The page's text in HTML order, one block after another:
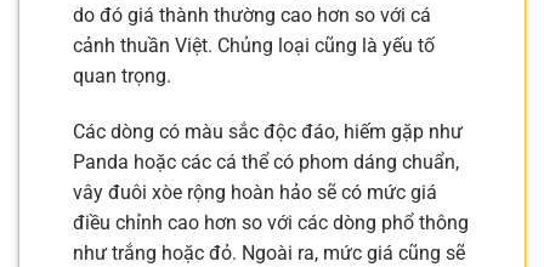
do đó giá thành thường cao hơn so với cá
cảnh thuần Việt. Chủng loại cũng là yếu tố
quan trọng.
Các dòng có màu sắc độc đáo, hiếm gặp như
Panda hoặc các cá thể có phom dáng chuẩn,
vây đuôi xòe rộng hoàn hảo sẽ có mức giá
điều chỉnh cao hơn so với các dòng phổ thông
như trắng hoặc đỏ. Ngoài ra, mức giá cũng sẽ